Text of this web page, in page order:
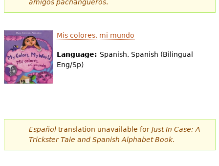
e
s
t
á
a
amigos pachangueros.
Mis colores, mi mundo
Language: Spanish, Spanish (Bilingual
Eng/Sp)
Españoltranslation unavailable for Just In Case: A
Trickster Tale and Spanish Alphabet Book.